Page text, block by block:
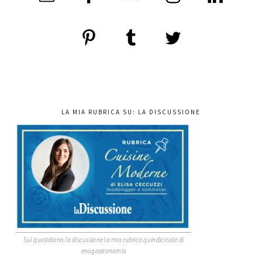
LA MIA RUBRICA SU: LA DISCUSSIONE
Sul quotidiano la discussione la mia rubrica quindicinale di
enogastronomia